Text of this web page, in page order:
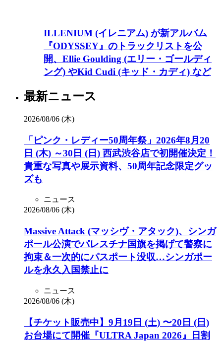
ILLENIUM (イレニアム) が新アルバム
『ODYSSEY』のトラックリストを公
開、Ellie Goulding (エリー・ゴールディ
ング) やKid Cudi (キッド・カディ) など
最新ニュース
2026/08/06 (木)
「ピンク・レディー50周年祭」2026年8月20
日 (木) ～30日 (日) 西武渋谷店で初開催決定！
貴重な写真や展示資料、50周年記念限定グッ
ズも
ニュース
2026/08/06 (木)
Massive Attack (マッシヴ・アタック)、シンガ
ポール公演でパレスチナ国旗を掲げて警察に
拘束＆一次的にパスポート没収…シンガポー
ルを永久入国禁止に
ニュース
2026/08/06 (木)
【チケット販売中】9月19日 (土) 〜20日 (日)
お台場にて開催『ULTRA Japan 2026』日割